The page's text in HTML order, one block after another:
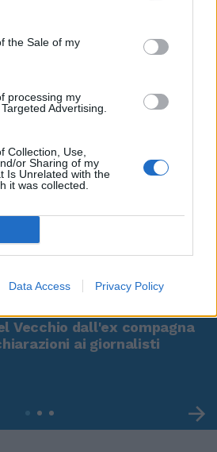
the Sale of my
processing my
Advertising.
Collection, Use,
or Sharing of my
Is Unrelated with the
it was collected.
Data Access Privacy Policy
01:16
Vecchio dall'ex compagna
ai giornalisti